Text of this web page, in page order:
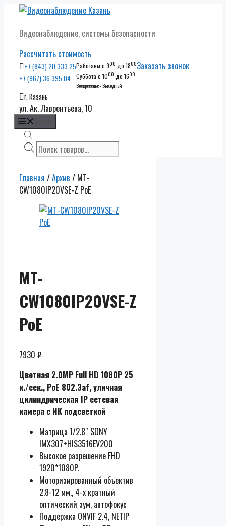
Перейти
содержимому
Видеонаблюдение, системы безопасности
Рассчитать стоимость
+7 (843) 20 333 25
+7 (967) 36 395 04
Работаем с 900 до 1800
Суббота с 1000 до 1600
Воскресенье - Выходной
Заказать звонок
г. Казань
ул. Ак. Лаврентьева, 10
Поиск
товаров
Главная /Архив / MT-
CW1080IP20VSE-Z PoE
MT-
CW1080IP20VSE-Z
PoE
7930 ₽
Цветная 2.0MP Full HD 1080P 25
к./сек., PoE 802.3af, уличная
цилиндрическая IP сетевая
камера с ИК подсветкой
Матрица 1/2.8″ SONY
IMX307+HIS3516EV200
Высокое разрешение FHD
1920*1080P.
Моторизированный объектив
2.8-12 мм., 4-х кратный
оптический зум, автофокус
Поддержка ONVIF 2.4, NETIP